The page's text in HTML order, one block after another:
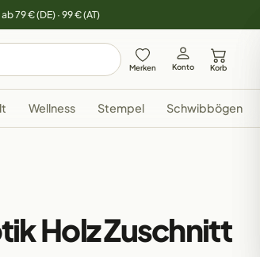
79 € (DE) · 99 € (AT)
Merken Konto Korb
Wellness Stempel Schwibbögen
Holz Zuschnitt